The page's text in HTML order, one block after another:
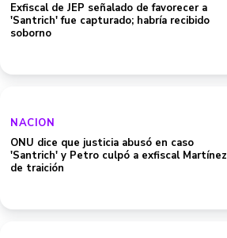
Exfiscal de JEP señalado de favorecer a
'Santrich' fue capturado; habría recibido
soborno
NACION
ONU dice que justicia abusó en caso
'Santrich' y Petro culpó a exfiscal Martínez
de traición